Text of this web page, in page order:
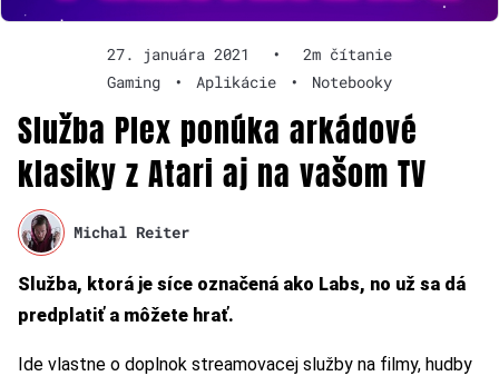
27. januára 2021 •
2m čítanie
Gaming
• Aplikácie • Notebooky
Služba Plex ponúka arkádové
klasiky z Atari aj na vašom TV
Michal Reiter
Služba, ktorá je síce označená ako Labs, no už sa dá
predplatiť a môžete hrať.
Ide vlastne o doplnok streamovacej služby na filmy, hudby